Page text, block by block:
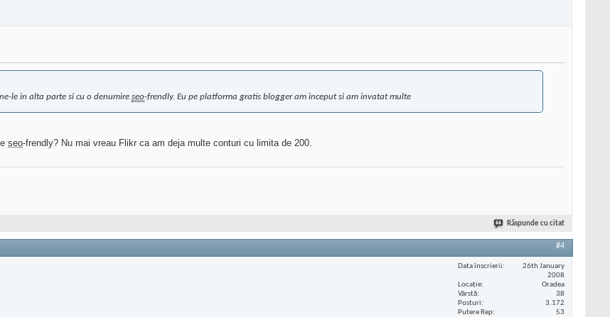
le in alta parte si cu o denumire seo-frendly. Eu pe platforma gratis blogger am inceput si am invatat multe
seo-frendly? Nu mai vreau Flikr ca am deja multe conturi cu limita de 200.
Răspunde cu citat
#4
Data înscrierii
26th January
2008
Locaţie
Oradea
Vârstă
38
Posturi
3.172
Putere Rep
53